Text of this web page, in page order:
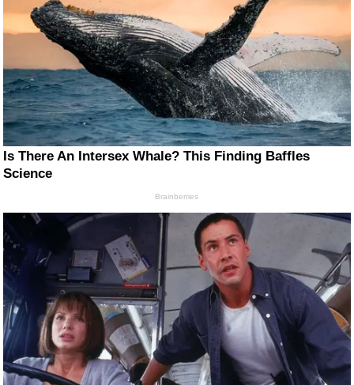
Is There An Intersex Whale? This Finding Baffles
Science
Brainberries